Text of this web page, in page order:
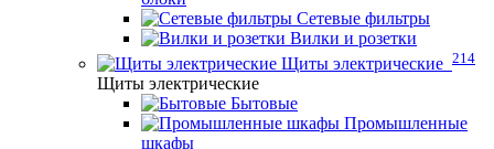
Сетевые фильтры
Вилки и розетки
Щиты электрические 214
Щиты электрические
Бытовые
Промышленные
шкафы